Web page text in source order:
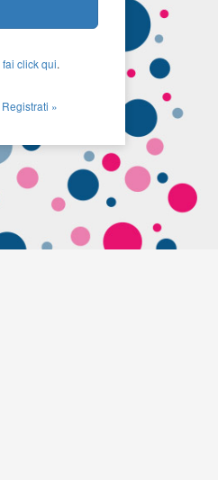
fai click qui.
Registrati »